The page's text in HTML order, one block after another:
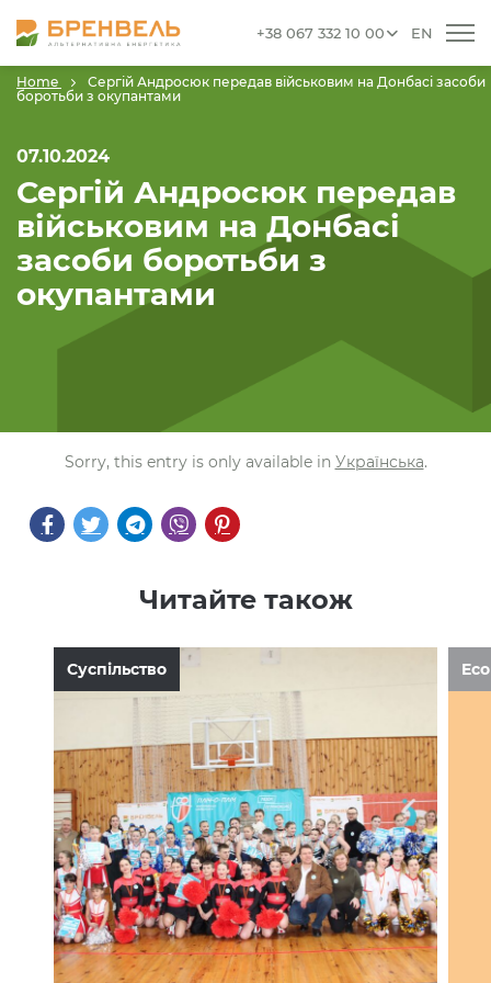
+38 067 332 10 00 EN
Home
Сергій Андросюк передав військовим на Донбасі засоби
боротьби з окупантами
07.10.2024
Сергій Андросюк передав
військовим на Донбасі
засоби боротьби з
окупантами
Sorry, this entry is only available in Українська.
Читайте також
Суспільство